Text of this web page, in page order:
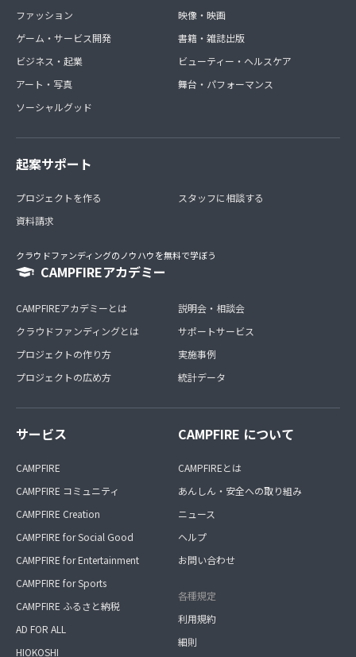
ファッション
ゲーム・サービス開発
ビジネス・起業
アート・写真
ソーシャルグッド
映像・映画
書籍・雑誌出版
ビューティー・ヘルスケア
舞台・パフォーマンス
起案サポート
プロジェクトを作る
資料請求
スタッフに相談する
クラウドファンディングのノウハウを無料で学ぼう
CAMPFIREアカデミー
CAMPFIREアカデミーとは
クラウドファンディングとは
プロジェクトの作り方
プロジェクトの広め方
説明会・相談会
サポートサービス
実施事例
統計データ
サービス
CAMPFIRE
CAMPFIRE コミュニティ
CAMPFIRE Creation
CAMPFIRE for Social Good
CAMPFIRE for Entertainment
CAMPFIRE for Sports
CAMPFIRE ふるさと納税
AD FOR ALL
HIOKOSHI
CAMPFIRE について
CAMPFIREとは
あんしん・安全への取り組み
ニュース
ヘルプ
お問い合わせ
各種規定
利用規約
細則